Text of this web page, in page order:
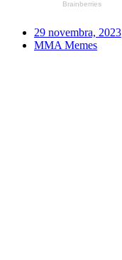
29 novembra, 2023
MMA Memes